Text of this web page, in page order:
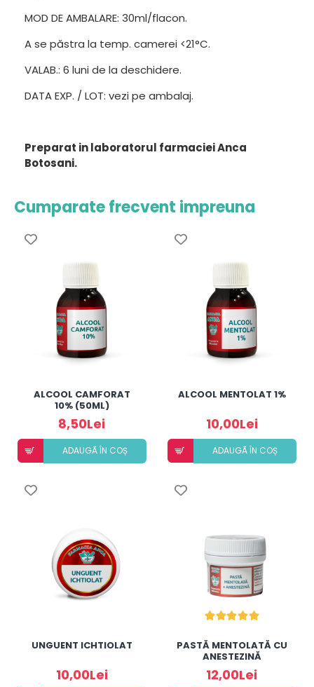
MOD DE AMBALARE: 30ml/flacon.
A se păstra la temp. camerei <21°C.
VALAB.: 6 luni de la deschidere.
DATA EXP. / LOT: vezi pe ambalaj.
Preparat in laboratorul farmaciei Anca
Botosani.
Cumparate frecvent impreuna
ALCOOL CAMFORAT
10% (50ML)
8,50Lei
ADAUGÃ ÎN COȘ
ALCOOL MENTOLAT 1%
10,00Lei
ADAUGÃ ÎN COȘ
UNGUENT ICHTIOLAT
10,00Lei
PASTĂ MENTOLATĂ CU
ANESTEZINĂ
12,00Lei